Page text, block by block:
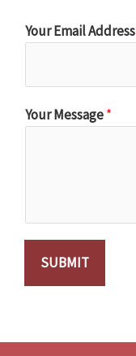
Your Email Address
Your Message*
SUBMIT